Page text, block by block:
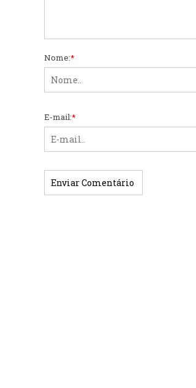
Nome:*
E-mail:*